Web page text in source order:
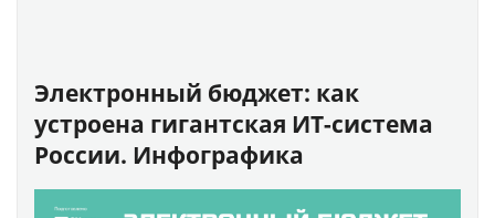
Электронный бюджет: как
устроена гигантская ИТ-система
России. Инфографика